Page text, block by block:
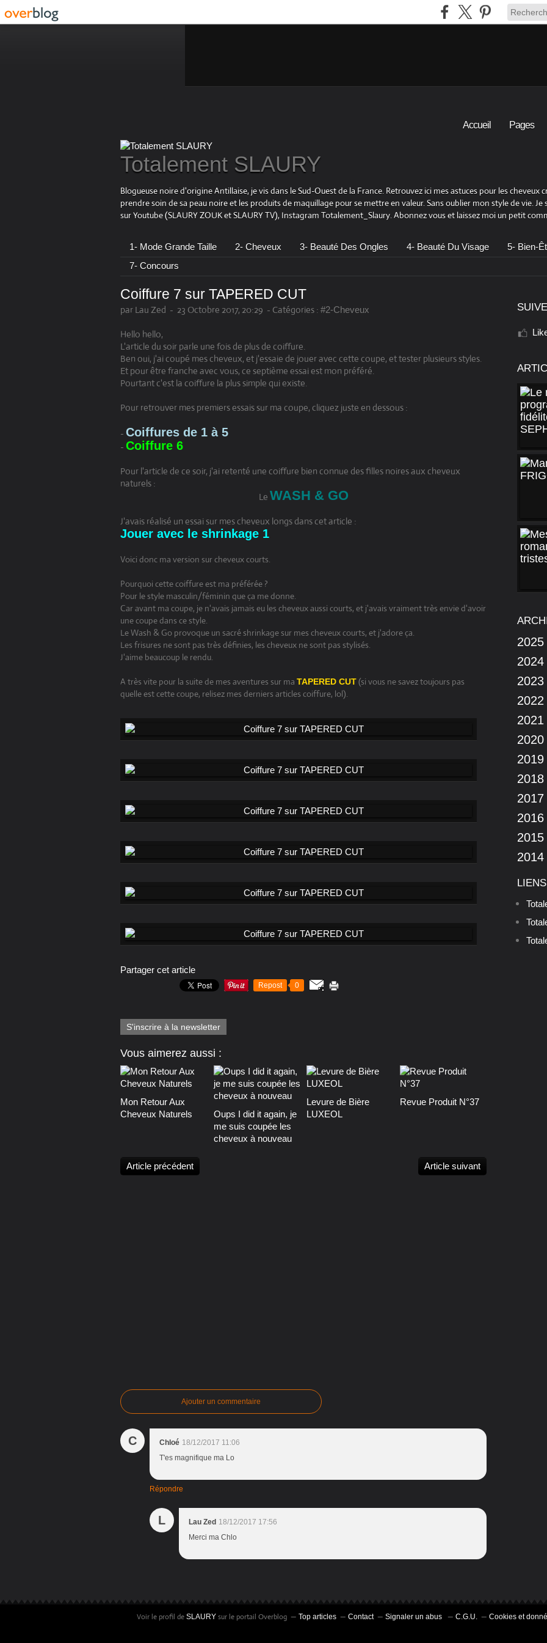
Accueil Pages
Totalement SLAURY
Blogueuse noire d'origine Antillaise, je vis dans le Sud-Ouest de la France. Retrouvez ici mes astuces pour les cheveux
prendre soin de sa peau noire et les produits de maquillage pour se mettre en valeur. Sans oublier mon style de vie. Je
sur Youtube (SLAURY ZOUK et SLAURY TV), Instagram Totalement_Slaury. Abonnez vous et laissez moi un petit
1- Mode Grande Taille 2- Cheveux 3- Beauté Des Ongles 4- Beauté Du Visage
5- Bien-
7- Concours
Coiffure 7 sur TAPERED CUT
par Lau Zed - 23 Octobre 2017, 20:29 - Catégories : #2-Cheveux
Hello hello,
L'article du soir parle une fois de plus de coiffure.
Ben oui, j'ai coupé mes cheveux, et j'essaie de jouer avec cette coupe, et tester plusieurs styles.
Et pour être franche avec vous, ce septième essai est mon préféré.
Pourtant c'est la coiffure la plus simple qui existe.
Pour retrouver mes premiers essais sur ma coupe, cliquez juste en dessous :
- Coiffures de 1 à 5
- Coiffure 6
Pour l'article de ce soir, j'ai retenté une coiffure bien connue des filles noires aux cheveux
naturels :
Le WASH & GO
J'avais réalisé un essai sur mes cheveux longs dans cet article :
Jouer avec le shrinkage 1
Voici donc ma version sur cheveux courts.
Pourquoi cette coiffure est ma préférée ?
Pour le style masculin/féminin que ça me donne.
Car avant ma coupe, je n'avais jamais eu les cheveux aussi courts, et j'avais vraiment très envie d'avoir
une coupe dans ce style.
Le Wash & Go provoque un sacré shrinkage sur mes cheveux courts, et j'adore ça.
Les frisures ne sont pas très définies, les cheveux ne sont pas stylisés.
J'aime beaucoup le rendu.
A très vite pour la suite de mes aventures sur ma TAPERED CUT(si vous ne savez toujours pas
quelle est cette coupe, relisez mes derniers articles coiffure, lol).
Partager cet article
Repost 0
S'inscrire à la newsletter
Vous aimerez aussi :
Mon Retour Aux
Cheveux Naturels
Oups I did it again, je
me suis coupée les
cheveux à nouveau
Levure de Bière
LUXEOL
Revue Produit N°37
Article précédent Article suivant
Ajouter un commentaire
C Chloé 18/12/2017 11:06
T'es magnifique ma Lo
Répondre
L Lau Zed 18/12/2017 17:56
Merci ma Chlo
2025
2024
2023
2022
2021
2020
2019
2018
2017
2016
2015
2014
LIENS
Voir le profil de SLAURY sur le portail Overblog Top articles Contact Signaler un abus C.G.U. Cookies et